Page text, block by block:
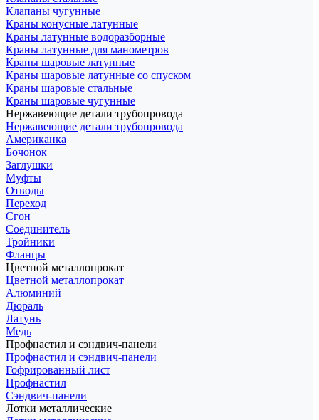
Клапаны чугунные
Краны конусные латунные
Краны латунные водоразборные
Краны латунные для манометров
Краны шаровые латунные
Краны шаровые латунные со спуском
Краны шаровые стальные
Краны шаровые чугунные
Нержавеющие детали трубопровода
Нержавеющие детали трубопровода
Американка
Бочонок
Заглушки
Муфты
Отводы
Переход
Сгон
Соединитель
Тройники
Фланцы
Цветной металлопрокат
Цветной металлопрокат
Алюминий
Дюраль
Латунь
Медь
Профнастил и сэндвич-панели
Профнастил и сэндвич-панели
Гофрированный лист
Профнастил
Сэндвич-панели
Лотки металлические